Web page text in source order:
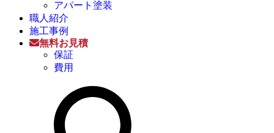
アパート塗装
職人紹介
施工事例
無料お見積
保証
費用